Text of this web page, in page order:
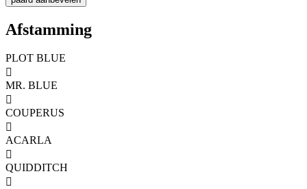
Afstamming
PLOT BLUE

MR. BLUE

COUPERUS

ACARLA

QUIDDITCH
